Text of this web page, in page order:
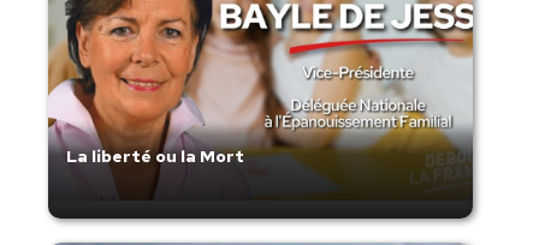
La liberté ou la Mort